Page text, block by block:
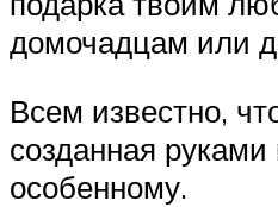
домочадцам или
Всем известно,
созданная руками
особенному.